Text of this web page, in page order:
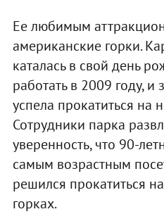
Ее любимым
американские горки.
каталась в свой день
работать в 2009 году, и
успела прокатиться на
Сотрудники парка
уверенность, что 90-
самым возрастным
решился прокатиться
горках.